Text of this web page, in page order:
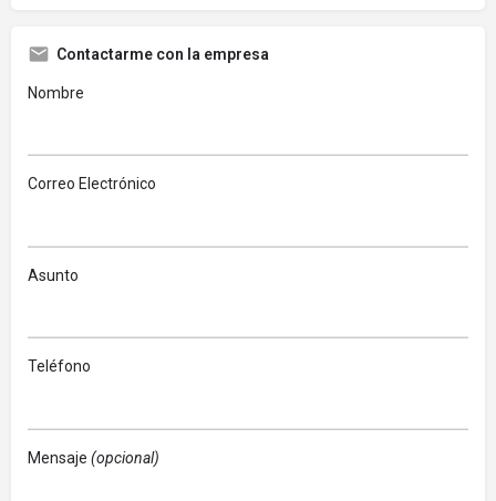
Contactarme con la empresa
Nombre
Correo Electrónico
Asunto
Teléfono
Mensaje (opcional)